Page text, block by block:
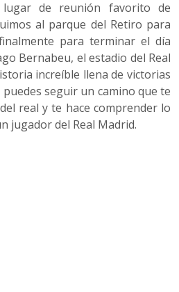
de reunión favorito de
al parque del Retiro para
para terminar el día
Bernabeu, el estadio del Real
increíble llena de victorias
seguir un camino que te
real y te hace comprender lo
jugador del Real Madrid.